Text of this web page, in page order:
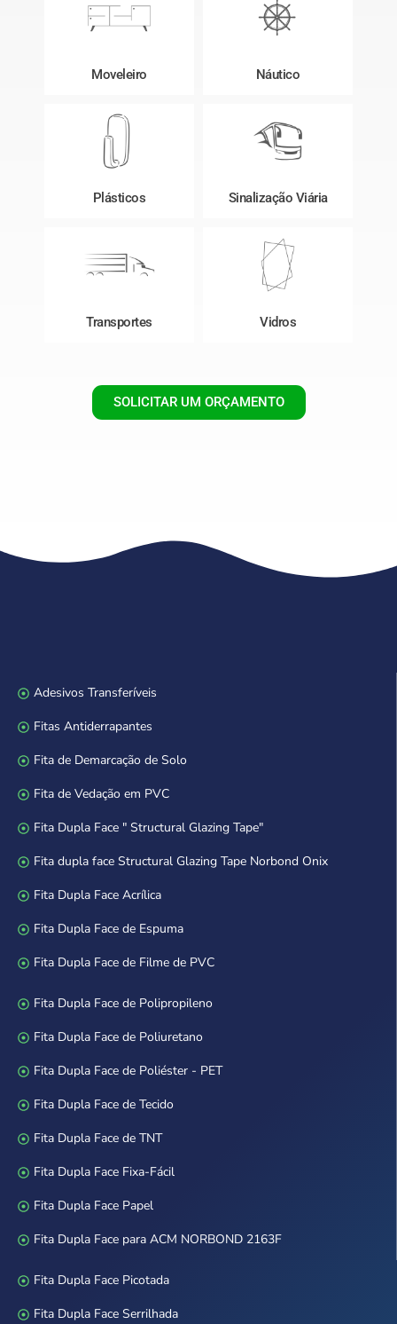
Moveleiro Náutico
Plásticos Sinalização Viária
Transportes Vidros
SOLICITAR UM ORÇAMENTO
Adesivos Transferíveis
Fitas Antiderrapantes
Fita de Demarcação de Solo
Fita de Vedação em PVC
Fita Dupla Face " Structural Glazing Tape"
Fita dupla face Structural Glazing Tape Norbond Onix
Fita Dupla Face Acrílica
Fita Dupla Face de Espuma
Fita Dupla Face de Filme de PVC
Fita Dupla Face de Polipropileno
Fita Dupla Face de Poliuretano
Fita Dupla Face de Poliéster - PET
Fita Dupla Face de Tecido
Fita Dupla Face de TNT
Fita Dupla Face Fixa-Fácil
Fita Dupla Face Papel
Fita Dupla Face para ACM NORBOND 2163F
Fita Dupla Face Picotada
Fita Dupla Face Serrilhada